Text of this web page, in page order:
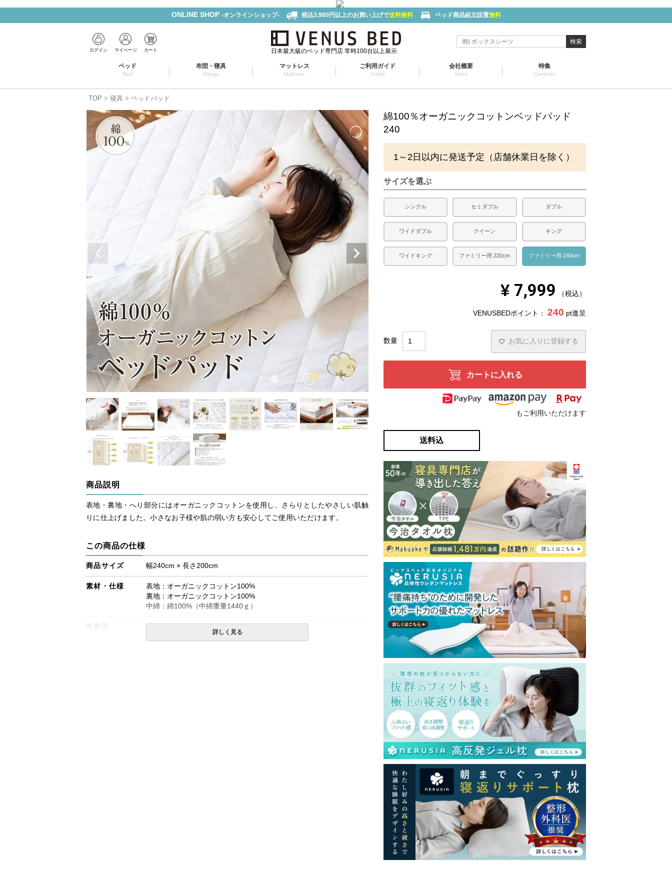
ONLINE SHOP -オンラインショップ- 税込3,980円以上のお買い上げで送料無料 ベッド商品組立設置無料
ログイン マイページ カート 日本最大級のベッド専門店 常時100台以上展示
検索
ベッド
Bed
布団・寝具
Shingu
マットレス
Mattress
ご利用ガイド
Guide
会社概要
Store
特集
Contents
TOP 寝具 ベッドパッド
商品説明
表地・裏地・へり部分にはオーガニックコットンを使用し、さらりとしたやさしい肌触
りに仕上げました。小さなお子様や肌の弱い方も安心してご使用いただけます。
この商品の仕様
商品サイズ 幅240cm × 長さ200cm
素材・仕様
表地：オーガニックコットン100%
裏地：オーガニックコットン100%
中綿：綿100%（中綿重量1440ｇ）
中国
詳しく見る
綿100％オーガニックコットンベッドパッド
240
1～2日以内に発送予定（店舗休業日を除く）
サイズを選ぶ
シングル セミダブル ダブル
ワイドダブル クイーン キング
ワイドキング ファミリー用 220cm ファミリー用 240cm
¥ 7,999 税込
VENUSBEDポイント： 240 pt進呈
お気に入りに登録する
カートに入れる
もご利用いただけます
送料込